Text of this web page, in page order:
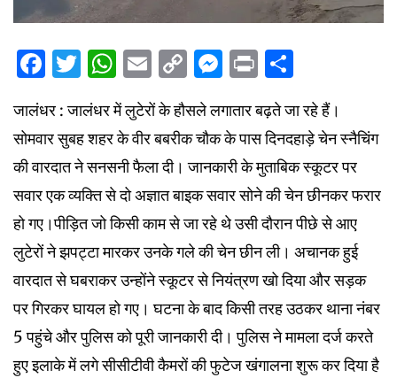
Facebook
Twitter
WhatsApp
Email
CopyMessenger
Print
जालंधर : जालंधर में लुटेरों के हौसले लगातार बढ़ते जा रहे हैं।
सोमवार सुबह शहर के वीर बबरीक चौक के पास दिनदहाड़े चेन स्नैचिंग
की वारदात ने सनसनी फैला दी। जानकारी के मुताबिक स्कूटर पर
सवार एक व्यक्ति से दो अज्ञात बाइक सवार सोने की चेन छीनकर फरार
हो गए।पीड़ित जो किसी काम से जा रहे थे उसी दौरान पीछे से आए
लुटेरों ने झपट्टा मारकर उनके गले की चेन छीन ली। अचानक हुई
वारदात से घबराकर उन्होंने स्कूटर से नियंत्रण खो दिया और सड़क
पर गिरकर घायल हो गए। घटना के बाद किसी तरह उठकर थाना नंबर
5 पहुंचे और पुलिस को पूरी जानकारी दी। पुलिस ने मामला दर्ज करते
हुए इलाके में लगे सीसीटीवी कैमरों की फुटेज खंगालना शुरू कर दिया है